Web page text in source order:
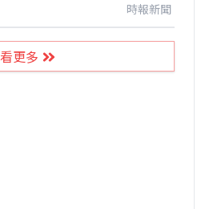
時報新聞
更多